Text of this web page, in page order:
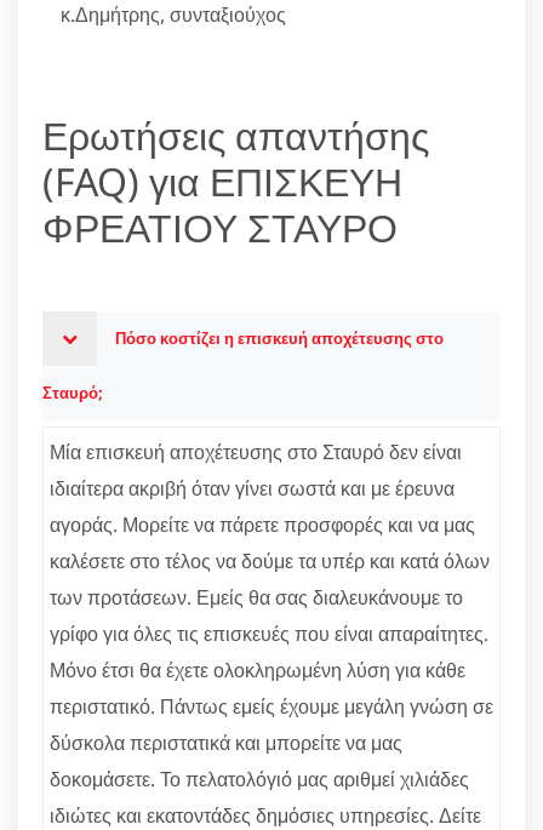
κ.Δημήτρης, συνταξιούχος
Ερωτήσεις απαντήσης
(FAQ) για ΕΠΙΣΚΕΥΗ
ΦΡΕΑΤΙΟΥ ΣΤΑΥΡΟ
Πόσο κοστίζει η επισκευή αποχέτευσης στο
Σταυρό;
Μία επισκευή αποχέτευσης στο Σταυρό δεν είναι
ιδιαίτερα ακριβή όταν γίνει σωστά και με έρευνα
αγοράς. Μορείτε να πάρετε προσφορές και να μας
καλέσετε στο τέλος να δούμε τα υπέρ και κατά όλων
των προτάσεων. Εμείς θα σας διαλευκάνουμε το
γρίφο για όλες τις επισκευές που είναι απαραίτητες.
Μόνο έτσι θα έχετε ολοκληρωμένη λύση για κάθε
περιστατικό. Πάντως εμείς έχουμε μεγάλη γνώση σε
δύσκολα περιστατικά και μπορείτε να μας
δοκομάσετε. Το πελατολόγιό μας αριθμεί χιλιάδες
ιδιώτες και εκατοντάδες δημόσιες υπηρεσίες. Δείτε